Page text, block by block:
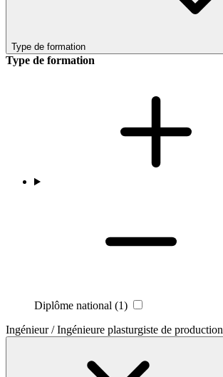
Type de formation
Type de formation
Diplôme national (1)
Ingénieur / Ingénieure plasturgiste de production